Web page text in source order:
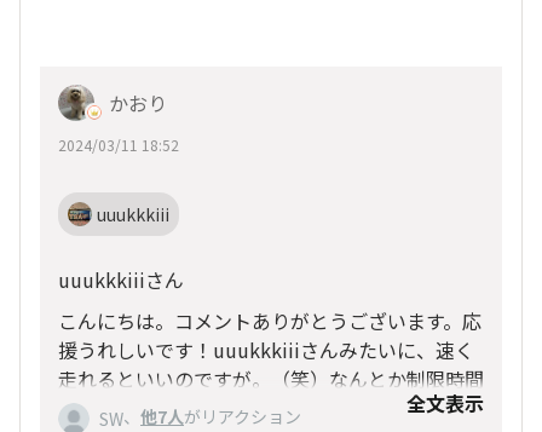
かおり
2024/03/11 18:52
uuukkkiii
uuukkkiiiさん
こんにちは。コメントありがとうございます。応
援うれしいです！uuukkkiiiさんみたいに、速く
走れるといいのですが。（笑）なんとか制限時間
内にゴールできるようにします。
SW、 他7人がリアクション 全文表示